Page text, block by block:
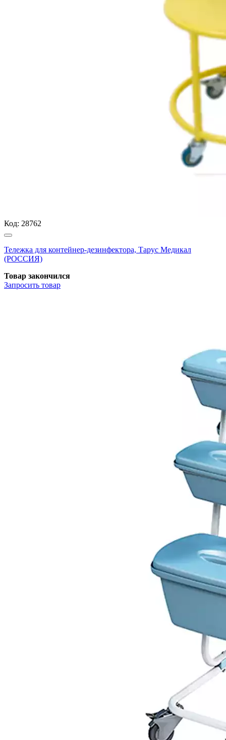
Код: 28762
Тележка для контейнер-дезинфектора, Тарус Медикал
(РОССИЯ)
Товар закончился
Запросить товар